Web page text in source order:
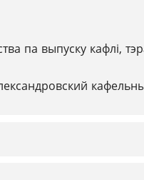
па выпуску кафлі,